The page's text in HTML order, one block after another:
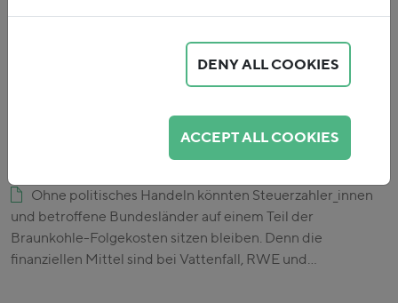
Verschiedene Akteure schlagen derzeit die
Ergebnisse bestehender Literatur zur…
Ohne politisches Handeln könnten Steuerzahler_innen
und betroffene Bundesländer auf einem Teil der
Braunkohle-Folgekosten sitzen bleiben. Denn die
finanziellen Mittel sind bei Vattenfall, RWE und…
DENY ALL COOKIES
ACCEPT ALL COOKIES